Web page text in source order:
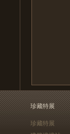
珍藏特展
珍藏特展